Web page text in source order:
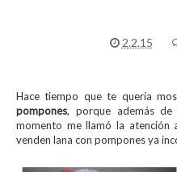
2.2.15
Hace tiempo que te quería
pompones, porque además
momento me llamó la atención
venden lana con pompones ya